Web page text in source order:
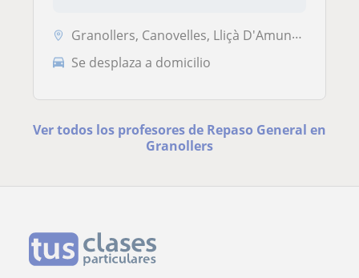
Granollers, Canovelles, Lliçà D'Amunt, Cardedeu, Montornès del Vallès,...
Se desplaza a domicilio
Ver todos los profesores de Repaso General en
Granollers